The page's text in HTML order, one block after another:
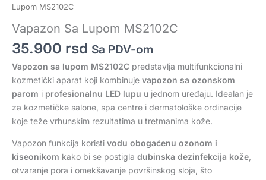
Lupom MS2102C
Vapazon Sa Lupom MS2102C
35.900 rsd Sa PDV-om
Vapozon sa lupom MS2102C predstavlja multifunkcionalni
kozmetički aparat koji kombinuje vapozon sa ozonskom
parom i profesionalnu LED lupu u jednom uređaju. Idealan je
za kozmetičke salone, spa centre i dermatološke ordinacije
koje teže vrhunskim rezultatima u tretmanima kože.
Vapozon funkcija koristi vodu obogaćenu ozonom i
kiseonikom kako bi se postigla dubinska dezinfekcija kože
otvaranje pora i omekšavanje površinskog sloja, što